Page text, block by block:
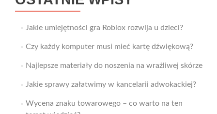
Jakie umiejętności gra Roblox rozwija u dzieci?
Czy każdy komputer musi mieć kartę dźwiękową?
Najlepsze materiały do noszenia na wrażliwej skórze
Jakie sprawy załatwimy w kancelarii adwokackiej?
Wycena znaku towarowego – co warto na ten